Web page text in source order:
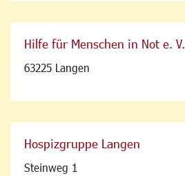
Hilfe für Menschen in Not e. V.
63225 Langen
Hospizgruppe Langen
Steinweg 1